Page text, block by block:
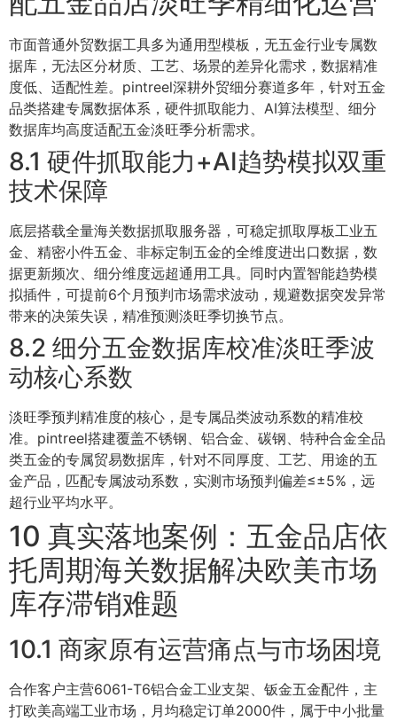
市面普通外贸数据工具多为通用型模板，无五金行业专属数
据库，无法区分材质、工艺、场景的差异化需求，数据精准
度低、适配性差。pintreel深耕外贸细分赛道多年，针对五金
品类搭建专属数据体系，硬件抓取能力、AI算法模型、细分
数据库均高度适配五金淡旺季分析需求。
8.1 硬件抓取能力+AI趋势模拟双重
技术保障
底层搭载全量海关数据抓取服务器，可稳定抓取厚板工业五
金、精密小件五金、非标定制五金的全维度进出口数据，数
据更新频次、细分维度远超通用工具。同时内置智能趋势模
拟插件，可提前6个月预判市场需求波动，规避数据突发异常
带来的决策失误，精准预测淡旺季切换节点。
8.2 细分五金数据库校准淡旺季波
动核心系数
淡旺季预判精准度的核心，是专属品类波动系数的精准校
准。pintreel搭建覆盖不锈钢、铝合金、碳钢、特种合金全品
类五金的专属贸易数据库，针对不同厚度、工艺、用途的五
金产品，匹配专属波动系数，实测市场预判偏差≤±5%，远
超行业平均水平。
10 真实落地案例：五金品店依
托周期海关数据解决欧美市场
库存滞销难题
10.1 商家原有运营痛点与市场困境
合作客户主营6061-T6铝合金工业支架、钣金五金配件，主
打欧美高端工业市场，月均稳定订单2000件，属于中小批量